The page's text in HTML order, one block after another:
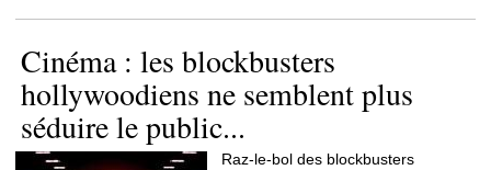
Cinéma : les blockbusters
hollywoodiens ne semblent plus
séduire le public...
Raz-le-bol des blockbusters